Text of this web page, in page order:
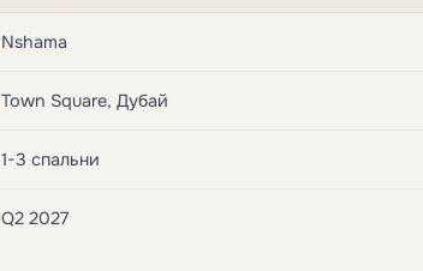
Nshama
Town Square, Дубай
1-3 спальни
Q2 2027